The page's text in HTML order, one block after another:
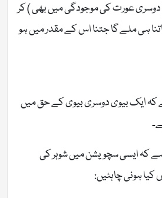
عورت کی موجودگی میں بھی ) کر
ہی ملے گا جتنا اس کے مقدر میں ہو
ایک بیوی دوسری بیوی کے حق میں
کہ ایسی سچویشن میں شوہر کی
کیا ہونی چاہئیں: